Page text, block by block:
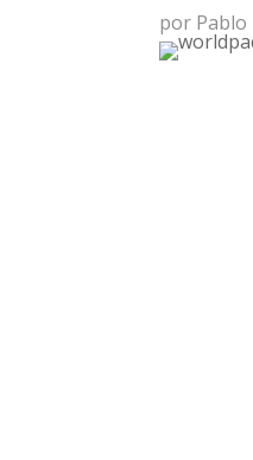
por Pablo